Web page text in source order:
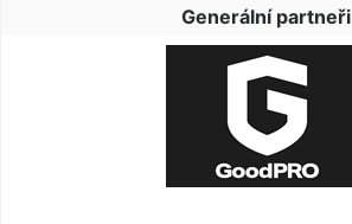
Generální partneři